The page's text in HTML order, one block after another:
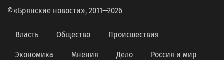
©«Брянские новости», 2011—2026
Власть Общество Происшествия
Экономика Мнения Дело Россия и мир